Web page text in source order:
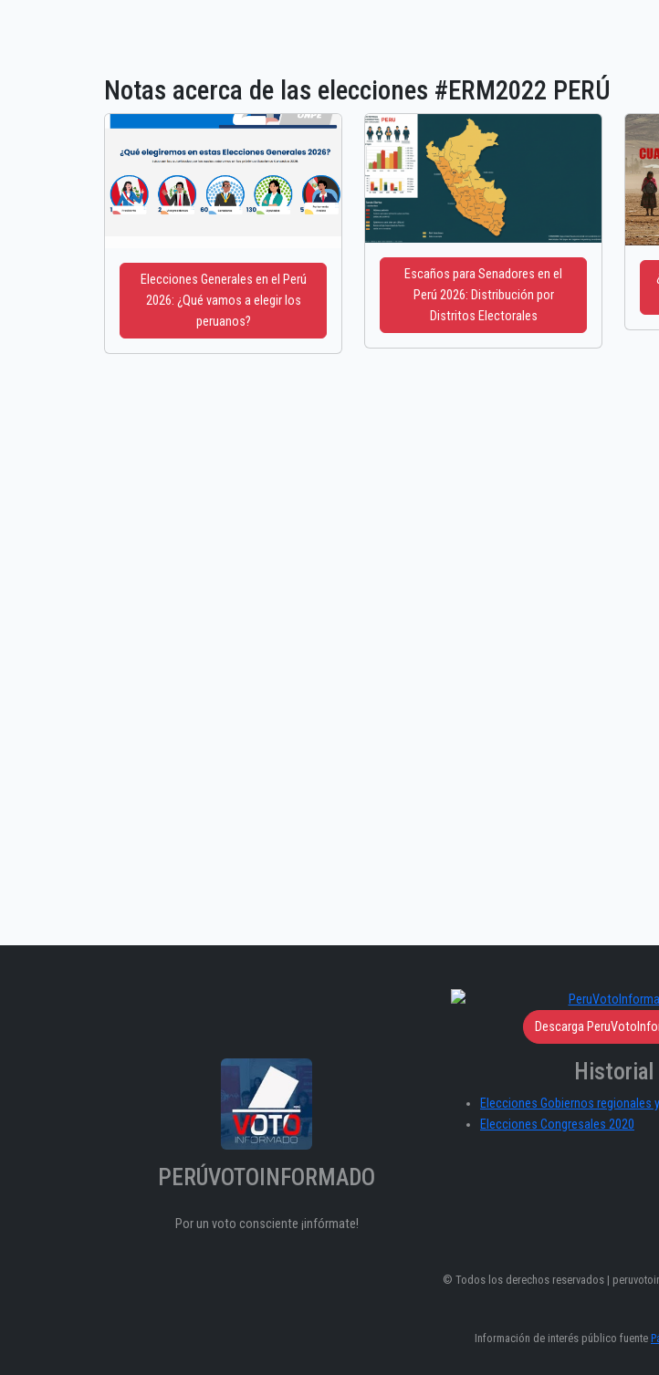
Notas acerca de las elecciones #ERM2022 PERÚ
Elecciones Generales en el Perú
2026: ¿Qué vamos a elegir los
peruanos?
Escaños para Senadores en el
Perú 2026: Distribución por
Distritos Electorales
Descarga
PERÚVOTOINFORMADO
Por un voto consciente ¡infórmate!
Historial
Elecciones Gobiernos regionales
Elecciones Congresales 2020
© Todos los derechos reservados |
Información de interés público fuente